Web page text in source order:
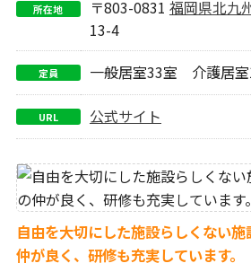
所在地 〒803-0831 福岡県北九
13-4
定員 一般居室33室 介護居
URL 公式サイト
自由を大切にした施設らしくない
仲が良く、研修も充実しています。